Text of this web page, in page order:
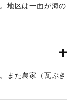
地区は一面が海の
ままの状態で潮流
また農家（瓦ぶき